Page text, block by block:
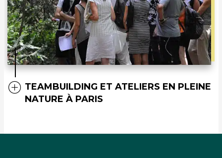
TEAMBUILDING ET ATELIERS EN PLEINE
NATURE À PARIS